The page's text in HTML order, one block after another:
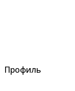
Профиль